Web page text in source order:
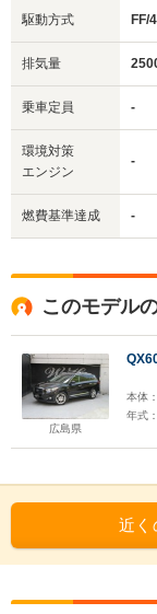
駆動方式 FF/
排気量
乗車定員 -
環境対策
エンジン
-
燃費基準達成 -
このモデル
広島県
本体：
年式：
近く